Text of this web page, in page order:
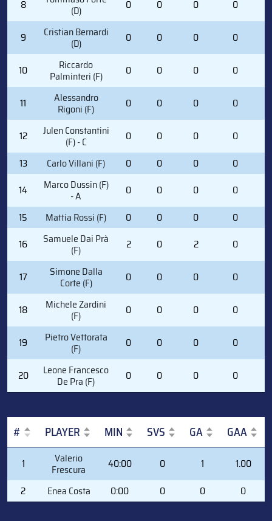
8 (D) 0 0 0 0
9 Cristian Bernardi
(D) 0 0 0 0
10 Riccardo
Palminteri (F) 0 0 0 0
11 Alessandro
Rigoni (F) 0 0 0 0
12 Julen Constantini
(F) - C 0 0 0 0
13
Carlo Villani (F) 0 0 0 0
14
Marco Dussin (F)
- A 0 0 0 0
15
Mattia Rossi (F) 0 0 0 0
16
Samuele Dai Prà
(F) 2 0 2 0
17 Simone Dalla
Corte (F) 0 0 0 0
18 Michele Zardini
(F) 0 0 0 0
19 Pietro Vettorata
(F) 0 0 0 0
20 Leone Francesco
De Pra (F) 0 0 0 0
# PLAYER MIN SVS GA GAA
PLAYER
1 Valerio
Frescura 40:00 0 1
1.00
2
Enea Costa 0:00 0 0 0